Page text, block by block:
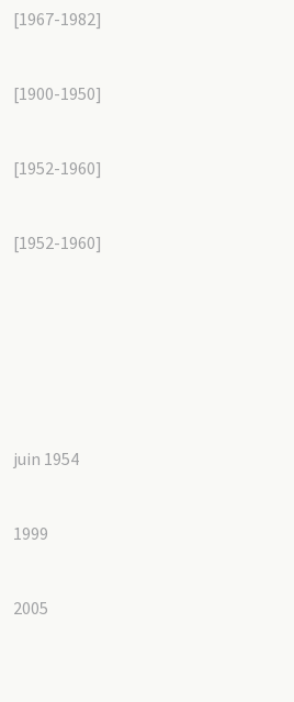
[1967-1982]
[1900-1950]
[1952-1960]
[1952-1960]
juin 1954
1999
2005